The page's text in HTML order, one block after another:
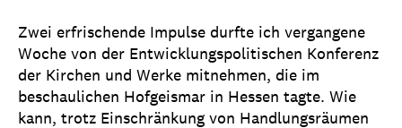
Zwei erfrischende Impulse durfte ich vergangene
Woche von der Entwicklungspolitischen Konferenz
der Kirchen und Werke mitnehmen, die im
beschaulichen Hofgeismar in Hessen tagte. Wie
kann, trotz Einschränkung von Handlungsräumen